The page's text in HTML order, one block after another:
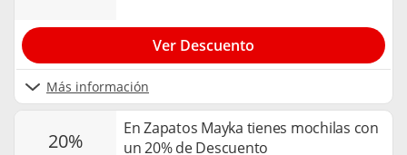
Más información
Ver Descuento
20%
En Zapatos Mayka tienes mochilas con
un 20% de Descuento